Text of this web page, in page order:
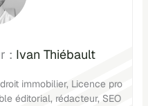
Ivan Thiébault
immobilier, Licence pro
éditorial, rédacteur, SEO